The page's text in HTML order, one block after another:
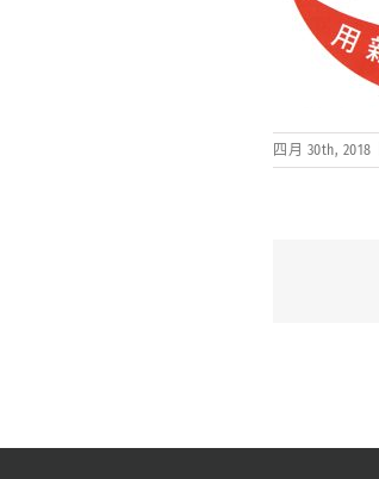
四月 30th, 2018